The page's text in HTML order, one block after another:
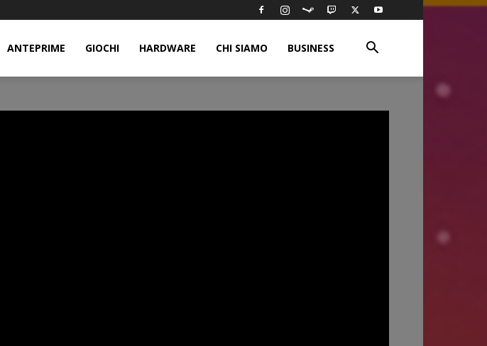
ANTEPRIME GIOCHI HARDWARE CHI SIAMO BUSINESS